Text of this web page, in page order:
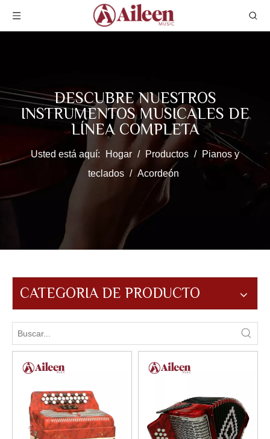
DESCUBRE NUESTROS
INSTRUMENTOS MUSICALES DE
LÍNEA COMPLETA
Usted está aquí: Hogar / Productos / Pianos y
teclados / Acordeón
CATEGORIA DE PRODUCTO